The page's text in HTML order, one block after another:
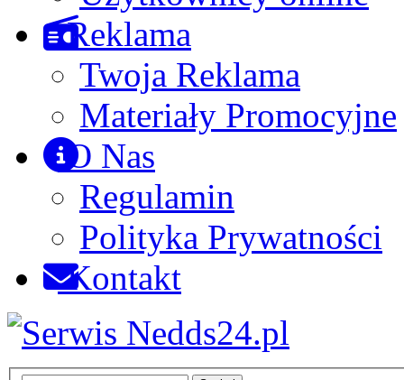
Reklama
Twoja Reklama
Materiały Promocyjne
O Nas
Regulamin
Polityka Prywatności
Kontakt